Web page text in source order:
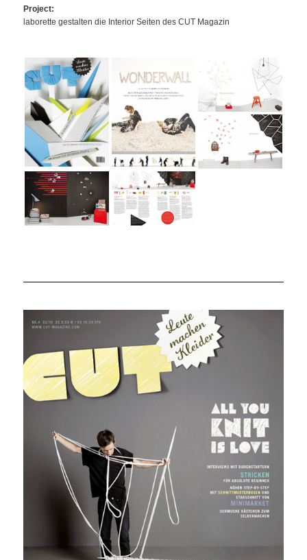
Project:
laborette gestalten die Interior Seiten des CUT Magazin